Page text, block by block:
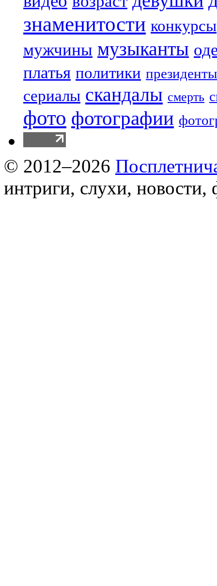
знаменитости конкурсы
мужчины музыканты
платья политики президенты
сериалы скандалы смерть
фото фотографии
© 2012–2026
интриги, слухи, новости,